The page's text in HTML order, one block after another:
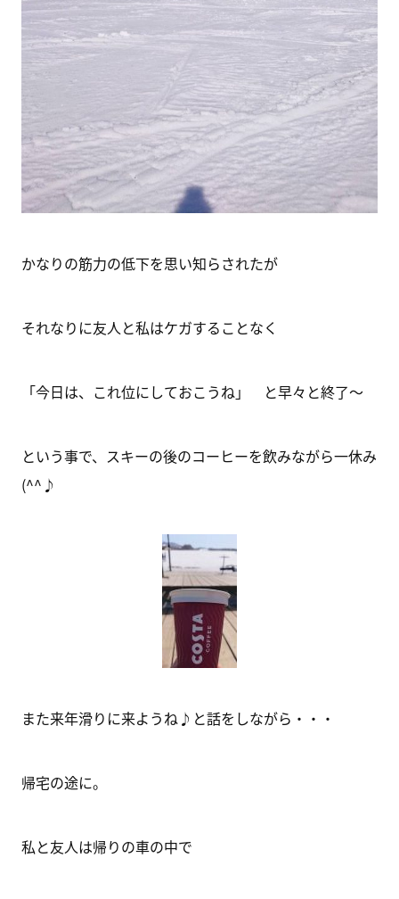
かなりの筋力の低下を思い知らされたが
それなりに友人と私はケガすることなく
「今日は、これ位にしておこうね」 と早々と終了～
という事で、スキーの後のコーヒーを飲みながら一休み
(^^♪
また来年滑りに来ようね♪と話をしながら・・・
帰宅の途に。
私と友人は帰りの車の中で